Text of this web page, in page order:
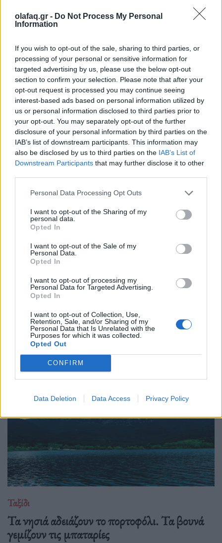
olafaq.gr - Do Not Process My Personal
Information
If you wish to opt-out of the sale, sharing to third parties, or
processing of your personal or sensitive information for
targeted advertising by us, please use the below opt-out
section to confirm your selection. Please note that after your
opt-out request is processed you may continue seeing
interest-based ads based on personal information utilized by
us or personal information disclosed to third parties prior to
your opt-out. You may separately opt-out of the further
disclosure of your personal information by third parties on the
IAB’s list of downstream participants. This information may
also be disclosed by us to third parties on the IAB’s List of
Downstream Participants that may further disclose it to other
Personal Data Processing Opt Outs
I want to opt-out of the Sharing of my
personal data.
Opted In
I want to opt-out of the Sale of my
Personal Data.
Opted In
I want to opt-out of processing my
Personal Data for Targeted Advertising.
Opted In
I want to opt-out of Collection, Use,
Retention, Sale, and/or Sharing of my
Personal Data that Is Unrelated with the
Purposes for which it was collected.
Opted Out
CONFIRM
Data Deletion Data Access Privacy Policy
5+1 συνήθειες που θα σε φέρουν πιο κοντά
στους στόχους σου
27.07.26
Από τη δημιουργία σταθερής ρουτίνας μέχρι τη μείωση των
περισπασμών, η αυτοπειθαρχία είναι το κλειδί για τη συνέπεια,
την προσωπική ανάπτυξη και την επίτευξη κάθε σημαντικού
στόχου.
Τρόπος Ζωής
Η πιο σπάνια ανθρώπινη τέχνη σήμερα είναι
να ακούς
Η αποξένωση της σύγχρονης ζωής δεν γεννιέται μόνο από τη
μοναξιά, αλλά και από την απουσία ανθρώπων που μπορούν
πραγματικά να ακούσουν χωρίς να κρίνουν.
Ταξίδι
Τα νησιά αδειάζουν το πορτοφόλι. Τα βουνά
γεμίζουν τις μπαταρίες